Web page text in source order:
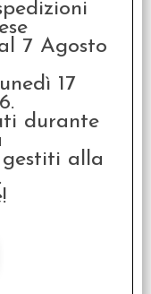
-
7 Agosto
17
durante
alla